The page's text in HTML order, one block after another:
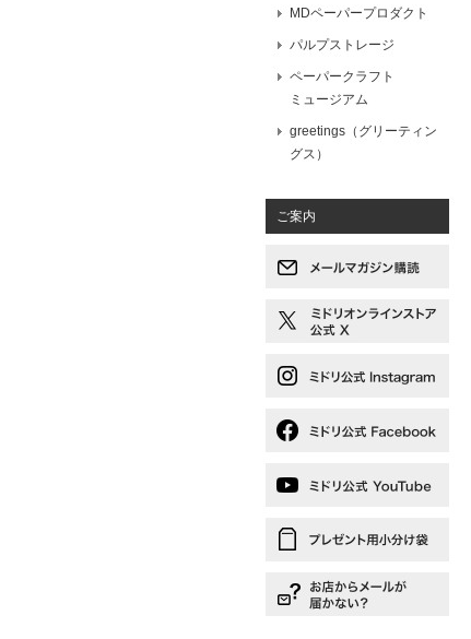
MDペーパープロダクト
パルプストレージ
ペーパークラフト
ミュージアム
greetings（グリーティン
グス）
ご案内